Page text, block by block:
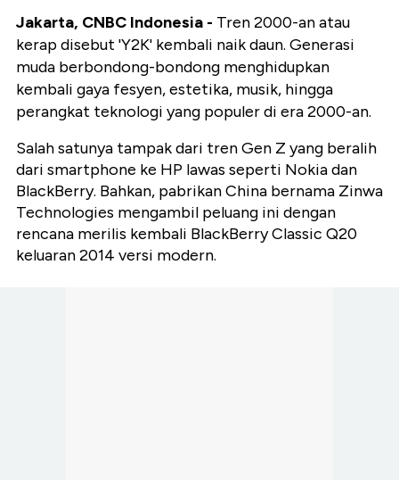
Jakarta, CNBC Indonesia - Tren 2000-an atau
kerap disebut 'Y2K' kembali naik daun. Generasi
muda berbondong-bondong menghidupkan
kembali gaya fesyen, estetika, musik, hingga
perangkat teknologi yang populer di era 2000-an.
Salah satunya tampak dari tren Gen Z yang beralih
dari smartphone ke HP lawas seperti Nokia dan
BlackBerry. Bahkan, pabrikan China bernama Zinwa
Technologies mengambil peluang ini dengan
rencana merilis kembali BlackBerry Classic Q20
keluaran 2014 versi modern.